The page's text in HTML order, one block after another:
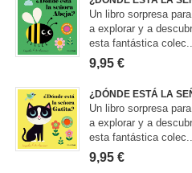
Un libro sorpresa
a explorar y a
esta fantástica
9,95 €
¿DÓNDE ESTÁ LA
Un libro sorpresa
a explorar y a
esta fantástica
9,95 €